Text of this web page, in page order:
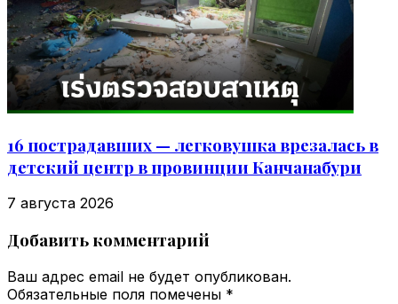
16 пострадавших — легковушка врезалась в
детский центр в провинции Канчанабури
7 августа 2026
Добавить комментарий
Ваш адрес email не будет опубликован.
Обязательные поля помечены *